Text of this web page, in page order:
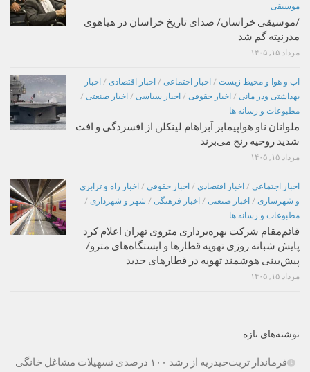
موسیقی
/موسیقی خراسان/ صدای تاریخ خراسان در هیاهوی
مدرنیته گم شد
مرداد ۱۵, ۱۴۰۵
اب و هوا و محیط زیست / اخبار اجتماعی / اخبار اقتصادی / اخبار
بهداشتی ودر مانی / اخبار حقوقی / اخبار سیاسی / اخبار صنعتی /
مطبوعات و رسانه ها
ملوانان ناو هواپیمابر آبراهام لینکلن از افسردگی و افت
شدید روحیه رنج می‌برند
مرداد ۱۵, ۱۴۰۵
اخبار اجتماعی / اخبار اقتصادی / اخبار حقوقی / اخبار راه و ترابری
و شهرسازی / اخبار صنعتی / اخبار فرهنگی / شهر و شهرداری /
مطبوعات و رسانه ها
قائم‌مقام شرکت بهره‌برداری متروی تهران اعلام کرد
پایش شبانه روزی تهویه قطارها و ایستگاه‌های مترو/
پیش‌بینی هوشمند تهویه در قطارهای جدید
مرداد ۱۵, ۱۴۰۵
نوشته‌های تازه
فرماندار تربت‌حیدریه از رشد ۱۰۰ درصدی تسهیلات مشاغل خانگی